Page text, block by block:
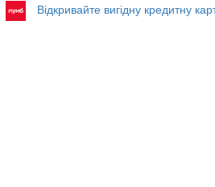
Відкривайте вигідну кредитну